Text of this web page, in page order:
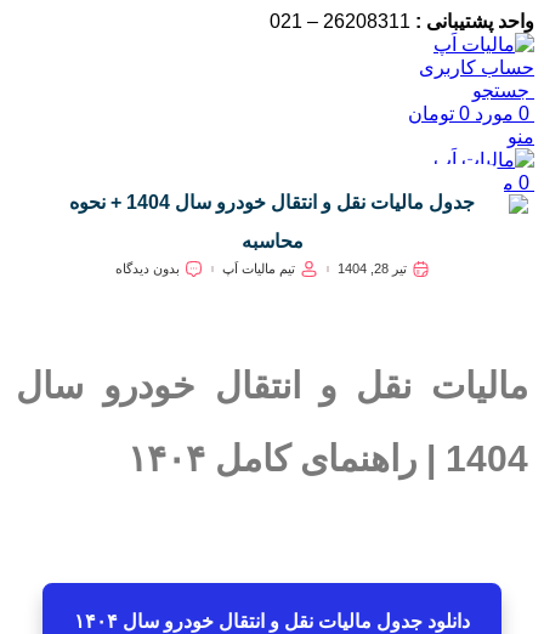
واحد پشتیبانی :
حساب کاربری
جستجو
0 مورد 0 تومان
منو
0 مورد
جدول مالیات نقل و انتقال خودرو سال 1404 + نحوه
محاسبه
تیر 28, 1404 تیم مالیات اَپ بدون دیدگاه
مالیات نقل و انتقال خودرو سال
1404 | راهنمای کامل ۱۴۰۴
دانلود جدول مالیات نقل و انتقال خودرو سال ۱۴۰۴